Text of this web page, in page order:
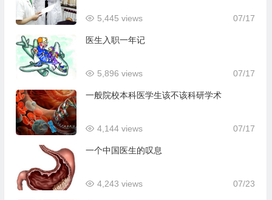
07/17
5,445 views
医生入职一年记
07/17
5,896 views
一般院校本科医学生该不该科研学术
07/17
4,144 views
一个中国医生的叹息
07/23
4,243 views